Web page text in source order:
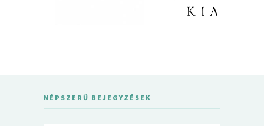
NÉPSZERŰ BEJEGYZÉSEK